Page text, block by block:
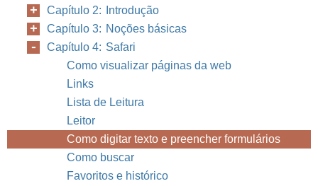
Capítulo 2: Introdução
Capítulo 3: Noções básicas
Capítulo 4: Safari
Como visualizar páginas da web
Links
Lista de Leitura
Leitor
Como digitar texto e preencher formulários
Como buscar
Favoritos e histórico